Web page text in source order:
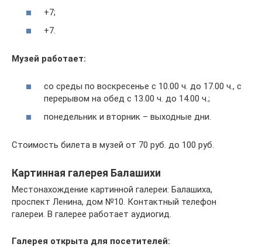
+7;
+7.
Музей работает:
со среды по воскресенье с 10.00 ч. до 17.00 ч., с
перерывом на обед с 13.00 ч. до 14.00 ч.;
понедельник и вторник – выходные дни.
Стоимость билета в музей от 70 руб. до 100 руб.
Картинная галерея Балашихи
Местонахождение картинной галереи: Балашиха,
проспект Ленина, дом №10. Контактный телефон
галереи. В галерее работает аудиогид.
Галерея открыта для посетителей: